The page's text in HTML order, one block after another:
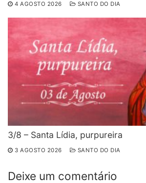
4 AGOSTO 2026 SANTO DO DIA
3/8 – Santa Lídia, purpureira
3 AGOSTO 2026 SANTO DO DIA
Deixe um comentário